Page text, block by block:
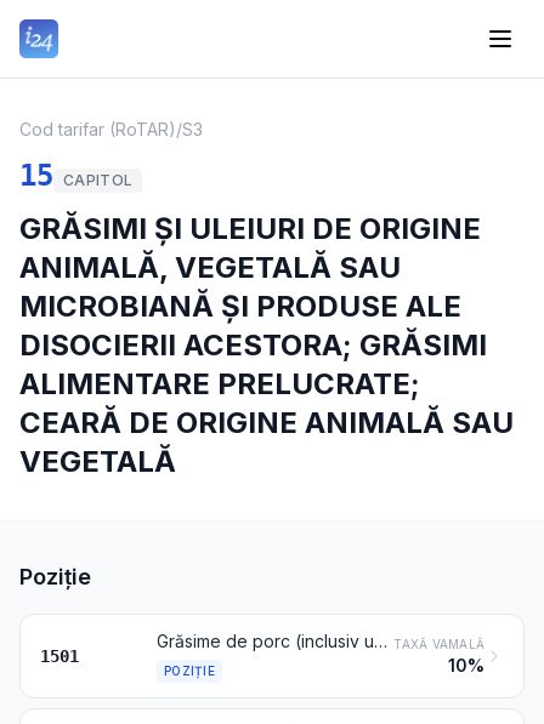
Cod tarifar (RoTAR)/S3
15 CAPITOL
GRĂSIMI ȘI ULEIURI DE ORIGINE
ANIMALĂ, VEGETALĂ SAU
MICROBIANĂ ȘI PRODUSE ALE
DISOCIERII ACESTORA; GRĂSIMI
ALIMENTARE PRELUCRATE;
CEARĂ DE ORIGINE ANIMALĂ SAU
VEGETALĂ
Poziție
1501
Grăsime de porc (inclusiv untură) și grăsime de pasăre, altele decât cele de la pozițiile 0209 sau 1503
POZIȚIE
TAXĂ VAMALĂ
10%